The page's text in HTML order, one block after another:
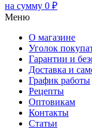
на сумму 0 ₽
Меню
О магазине
Уголок
Гарантии и
Доставка и
График работы
Рецепты
Оптовикам
Контакты
Статьи